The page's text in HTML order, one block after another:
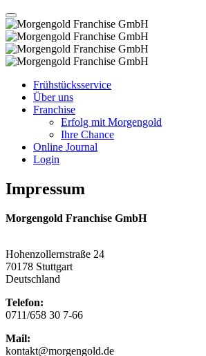
Frühstücksservice
Über uns
Franchise
Erfolg mit Morgengold
Ihre Chance
Online Journal
Login
Impressum
Morgengold Franchise GmbH
Hohenzollernstraße 24
70178 Stuttgart
Deutschland
Telefon:
0711/658 30 7-66
Mail:
kontakt@morgengold.de